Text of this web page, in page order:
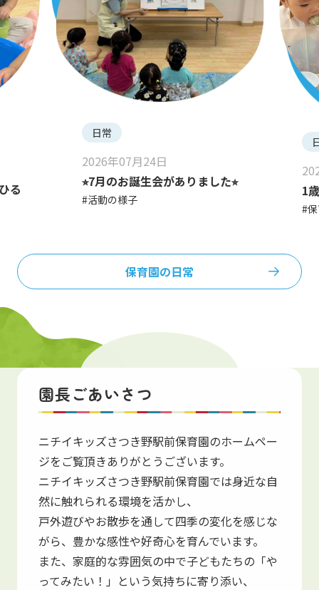
る
日常
2026年07月24日
⭐︎7月のお誕生会がありました⭐︎
#活動の様子
1
#
保育園の日常
保育園紹介
Introduction
園長ごあいさつ
ニチイキッズさつき野駅前保育園のホームペー
ジをご覧頂きありがとうございます。
ニチイキッズさつき野駅前保育園では身近な自
然に触れられる環境を活かし、
戸外遊びやお散歩を通して四季の変化を感じな
がら、豊かな感性や好奇心を育んでいます。
また、家庭的な雰囲気の中で子どもたちの「や
ってみたい！」という気持ちに寄り添い、